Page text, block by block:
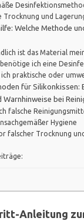
Trocknung und
Welche Methode
ist das Material
ich eine
praktische oder
für Silikonkissen:
Warnhinweise bei
falsche
Hygiene
falscher Trocknung
Anleitung